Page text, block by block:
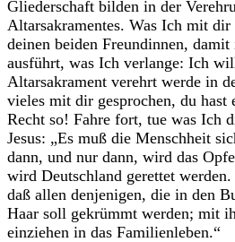
Gliederschaft bilden in der
Altarsakramentes. Was Ich mit dir
deinen beiden Freundinnen,
ausführt, was Ich verlange: Ich
Altarsakrament verehrt werde in
vieles mit dir gesprochen, du hast
Recht so! Fahre fort, tue was Ich
Jesus: „Es muß die Menschheit
dann, und nur dann, wird das
wird Deutschland gerettet
daß allen denjenigen, die in den
Haar soll gekrümmt werden; mit
einziehen in das Familienleben.“